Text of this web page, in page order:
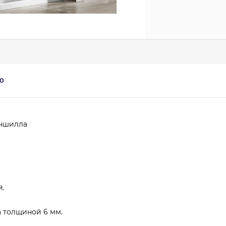
0
толщиной 6 мм.